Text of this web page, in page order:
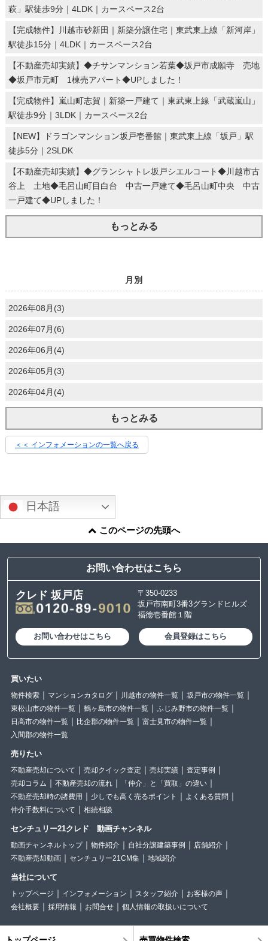
萩」駅徒歩9分｜4LDK｜カースペース2台
【完成物件】川越市砂新田｜新築分譲住宅｜東武東上線「新河岸」
駅徒歩15分｜4LDK｜カースペース2台
【不動産売却実績】◆チサンマンション若葉◆坂戸市成願寺 売地
◆坂戸市元町 1棟売アパート◆UPしました！
【完成物件】嵐山町志賀｜新築一戸建て｜東武東上線「武蔵嵐山」
駅徒歩9分｜3LDK｜カースペース2台
【NEW】ドラゴンマンション坂戸壱番館｜東武東上線「坂戸」駅
徒歩5分｜2SLDK
【不動産売却実績】◆グランシャトレ坂戸シエルコート◆川越市古
谷上 土地◆毛呂山町目白台 中古一戸建て◆毛呂山町中央 中古
一戸建て◆UPしました！
もっとみる
月別
2026年08月(3)
2026年07月(6)
2026年06月(4)
2026年05月(3)
2026年04月(4)
もっとみる
＜＜ インフォメーションの一覧へ戻る
日本語
このページの先頭へ
お問い合わせはこちら
クレド 坂戸店
〒350-0233
坂戸市南町3番3グランドヒルズ
福徳壱番館１階
お問い合わせはこちら 会員登録はこちら
買いたい
物件検索 マンションカタログ 川越市の物件一覧
坂戸市の物件一覧
東松山市の物件一覧
鶴ヶ島市の物件一覧
ふじみ野市の物件一覧
日高市の物件一覧
比企郡の物件一覧
富士見市の物件一覧
入間郡の物件一覧
売りたい
不動産売却について 売却クイック査定 売却実績
査定事例
売却コラム
不動産売却の流れ
「仲介」と「買取」の違い
不動産売却時の諸費用
少しでも高く売るポイント
よくある質問
仲介手数料について
相続相談
センチュリー21クレド 動画チャンネル
動画チャンネルトップ 物件紹介 自社分譲建築事例
店舗紹介
不動産売却動画
センチュリー21CM集 地域紹介
当社について
トップページ インフォメーション スタッフ紹介
お客様の声
会社概要
採用情報 お問合せ 個人情報の取扱いについて